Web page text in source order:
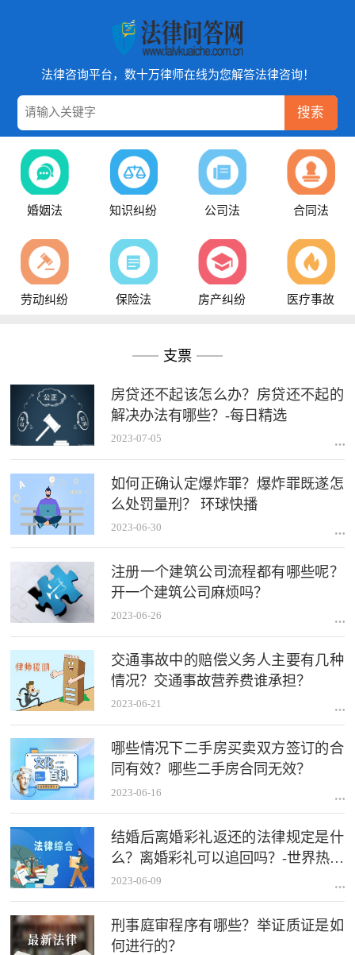
法律咨询平台，数十万律师在线为您解答法律咨询！
搜索
婚姻法 知识纠纷 公司法 合同法
劳动纠纷 保险法 房产纠纷 医疗事故
支票
房贷还不起该怎么办？房贷还不起的
解决办法有哪些？-每日精选
2023-07-05
如何正确认定爆炸罪？爆炸罪既遂怎
么处罚量刑？ 环球快播
2023-06-30
注册一个建筑公司流程都有哪些呢？
开一个建筑公司麻烦吗？
2023-06-26
交通事故中的赔偿义务人主要有几种
情况？交通事故营养费谁承担？
2023-06-21
哪些情况下二手房买卖双方签订的合
同有效？哪些二手房合同无效？
2023-06-16
结婚后离婚彩礼返还的法律规定是什
么？离婚彩礼可以追回吗？-世界热点
评
2023-06-09
刑事庭审程序有哪些？举证质证是如
何进行的？